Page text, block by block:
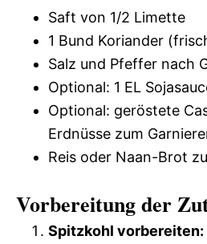
Saft von 1/2 Limette
1 Bund Koriander
Salz und Pfeffer nach
Optional: 1 EL
Optional: geröstete
Erdnüsse zum
Reis oder Naan-Brot
Vorbereitung der
Spitzkohl vorbereiten: